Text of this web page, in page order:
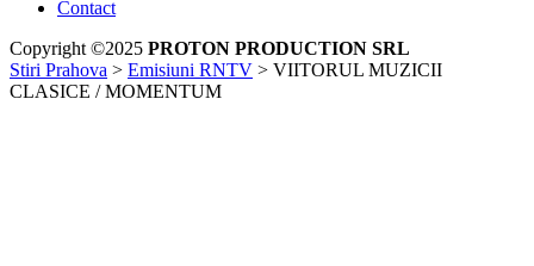
Contact
Copyright ©2025 PROTON PRODUCTION SRL
Stiri Prahova > Emisiuni RNTV > VIITORUL MUZICII
CLASICE / MOMENTUM